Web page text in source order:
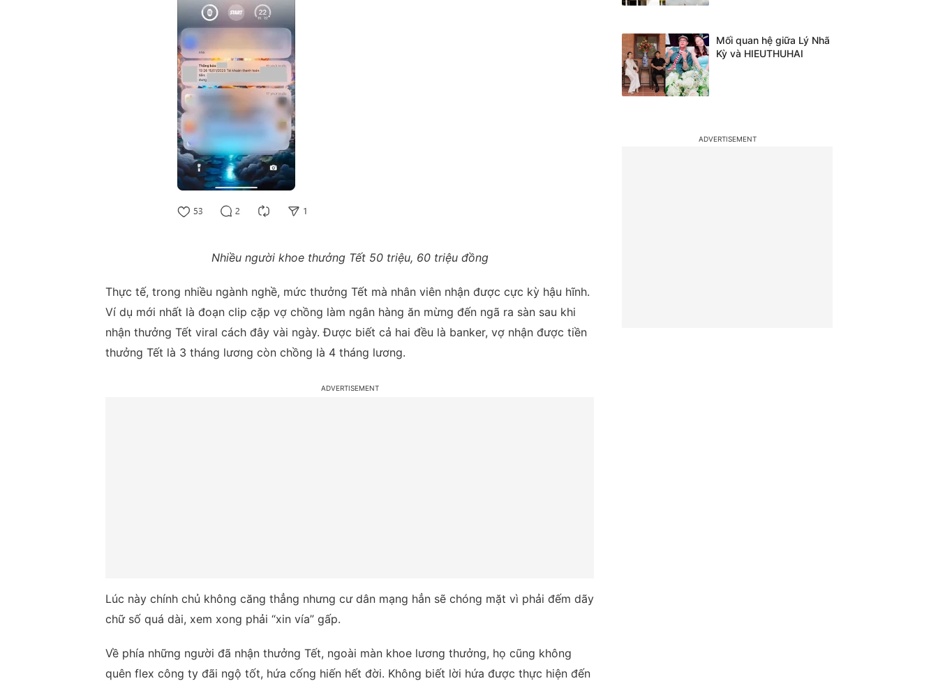
Nhiều người khoe thưởng Tết 50 triệu, 60 triệu đồng
Thực tế, trong nhiều ngành nghề, mức thưởng Tết mà nhân viên nhận được cực kỳ hậu hĩnh.
Ví dụ mới nhất là đoạn clip cặp vợ chồng làm ngân hàng ăn mừng đến ngã ra sàn sau khi
nhận thưởng Tết viral cách đây vài ngày. Được biết cả hai đều là banker, vợ nhận được tiền
thưởng Tết là 3 tháng lương còn chồng là 4 tháng lương.
Lúc này chính chủ không căng thẳng nhưng cư dân mạng hẳn sẽ chóng mặt vì phải đếm dãy
chữ số quá dài, xem xong phải “xin vía” gấp.
Về phía những người đã nhận thưởng Tết, ngoài màn khoe lương thưởng, họ cũng không
quên flex công ty đãi ngộ tốt, hứa cống hiến hết đời. Không biết lời hứa được thực hiện đến
Mối quan hệ giữa Lý Nhã
Kỳ và HIEUTHUHAI